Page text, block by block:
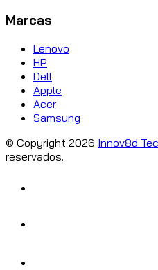
Marcas
Lenovo
HP
Dell
Apple
Acer
Samsung
© Copyright 2026 Innov8d
reservados.